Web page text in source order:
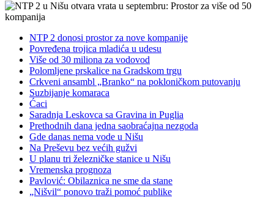
NTP 2 donosi prostor za nove kompanije
Povređena trojica mladića u udesu
Više od 30 miliona za vodovod
Polomljene prskalice na Gradskom trgu
Crkveni ansambl „Branko“ na pokloničkom putovanju
Suzbijanje komaraca
Ćaci
Saradnja Leskovca sa Gravina in Puglia
Prethodnih dana jedna saobraćajna nezgoda
Gde danas nema vode u Nišu
Na Preševu bez većih gužvi
U planu tri železničke stanice u Nišu
Vremenska prognoza
Pavlović: Obilaznica ne sme da stane
„Nišvil“ ponovo traži pomoć publike